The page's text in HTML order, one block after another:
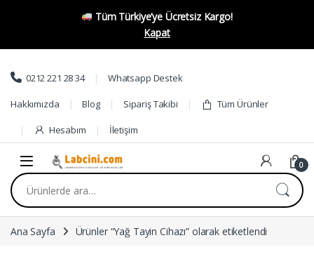
Tüm Türkiye’ye Ücretsiz Kargo!
Kapat
Skip to navigation
Skip to content
0212 221 28 34 Whatsapp Destek
Hakkımızda Blog Sipariş Takibi Tüm Ürünler
Hesabım İletişim
0
Ara:
Ana Sayfa Ürünler “Yağ Tayin Cihazı” olarak etiketlendi